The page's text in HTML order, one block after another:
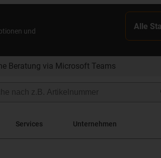
und
Alle
Beratung via Microsoft Teams
Services Unternehmen